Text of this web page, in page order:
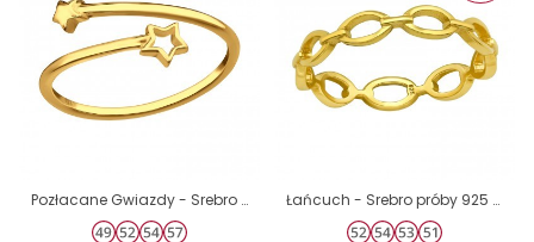
Pozłacane Gwiazdy - Srebro Próby 925 Srebrne Pierścionki A4S48645 Łańcuch - Srebro próby 925 Srebrne pierścionki A4S40055